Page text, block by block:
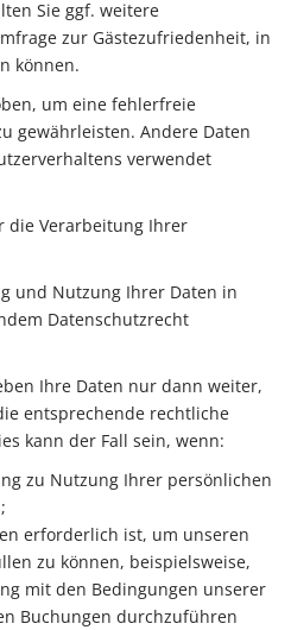
Sie ggf. weitere
zur Gästezufriedenheit, in
können.
um eine fehlerfreie
gewährleisten. Andere Daten
verwendet
die Verarbeitung Ihrer
und Nutzung Ihrer Daten in
Datenschutzrecht
Ihre Daten nur dann weiter,
entsprechende rechtliche
kann der Fall sein, wenn:
zu Nutzung Ihrer persönlichen
erforderlich ist, um unseren
zu können, beispielsweise,
mit den Bedingungen unserer
Buchungen durchzuführen